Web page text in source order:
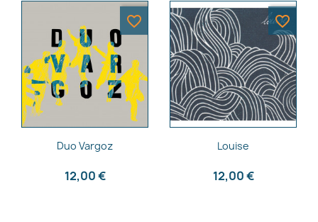
Aperçu rapide
Duo Vargoz
12,00 €
favorite_border
Aperçu rapide
Louise
12,00 €
favorite_border